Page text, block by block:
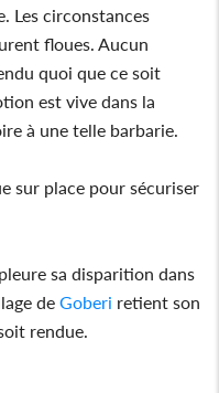
Les circonstances
floues. Aucun
quoi que ce soit
est vive dans la
à une telle barbarie.
sur place pour sécuriser
sa disparition dans
deGoberi retient son
rendue.